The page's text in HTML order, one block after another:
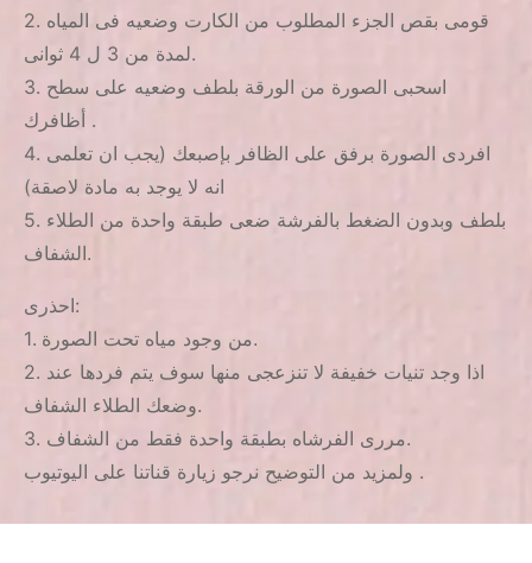
2. قومى بقص الجزء المطلوب من الكارت وضعيه فى المياه
لمدة من 3 ل 4 ثوانى.
3. اسحبى الصورة من الورقة بلطف وضعيه على سطح
أظافرك .
4. افردى الصورة برفق على الظافر بإصبعك (يجب ان تعلمى
انه لا يوجد به مادة لاصقة)
5. بلطف وبدون الضغط بالفرشة ضعى طبقة واحدة من الطلاء
الشفاف.
احذرى:
1. من وجود مياه تحت الصورة.
2. اذا وجد تنيات خفيفة لا تنزعجى منها سوف يتم فردها عند
وضعك الطلاء الشفاف.
3. مررى الفرشاه بطبقة واحدة فقط من الشفاف.
ولمزيد من التوضيح نرجو زيارة قناتنا على اليوتيوب .